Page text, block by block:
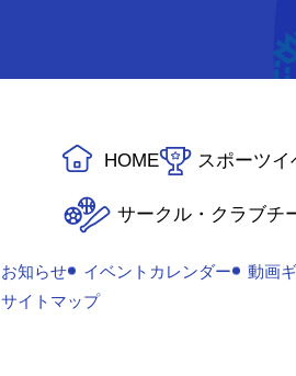
HOME スポーツ
サークル・クラブチ
お知らせ イベントカレンダー 動画
サイトマップ